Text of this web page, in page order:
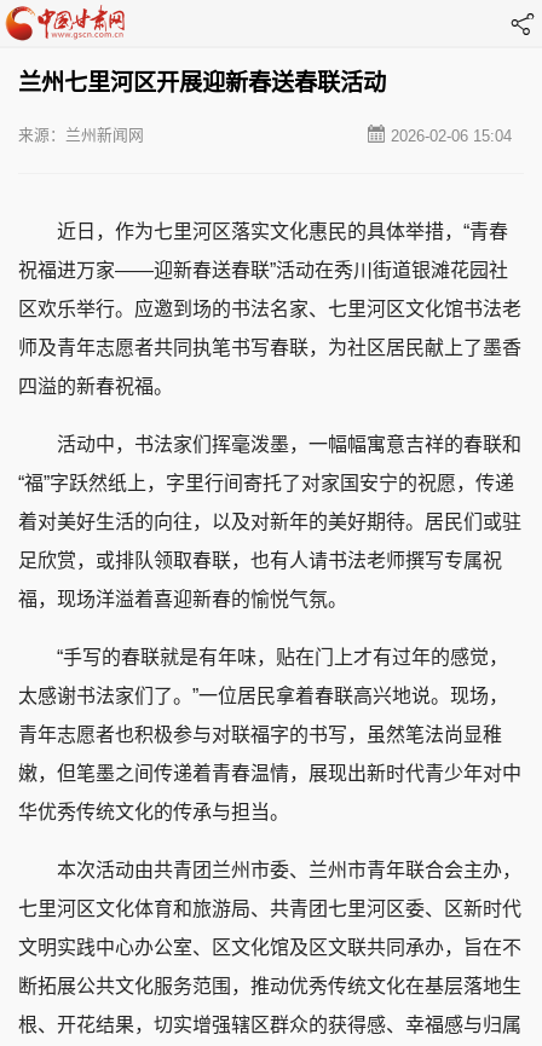
兰州七里河区开展迎新春送春联活动
2026-02-06 15:04
来源：兰州新闻网
近日，作为七里河区落实文化惠民的具体举措，“青春
祝福进万家——迎新春送春联”活动在秀川街道银滩花园社
区欢乐举行。应邀到场的书法名家、七里河区文化馆书法老
师及青年志愿者共同执笔书写春联，为社区居民献上了墨香
四溢的新春祝福。
活动中，书法家们挥毫泼墨，一幅幅寓意吉祥的春联和
“福”字跃然纸上，字里行间寄托了对家国安宁的祝愿，传递
着对美好生活的向往，以及对新年的美好期待。居民们或驻
足欣赏，或排队领取春联，也有人请书法老师撰写专属祝
福，现场洋溢着喜迎新春的愉悦气氛。
“手写的春联就是有年味，贴在门上才有过年的感觉，
太感谢书法家们了。”一位居民拿着春联高兴地说。现场，
青年志愿者也积极参与对联福字的书写，虽然笔法尚显稚
嫩，但笔墨之间传递着青春温情，展现出新时代青少年对中
华优秀传统文化的传承与担当。
本次活动由共青团兰州市委、兰州市青年联合会主办，
七里河区文化体育和旅游局、共青团七里河区委、区新时代
文明实践中心办公室、区文化馆及区文联共同承办，旨在不
断拓展公共文化服务范围，推动优秀传统文化在基层落地生
根、开花结果，切实增强辖区群众的获得感、幸福感与归属